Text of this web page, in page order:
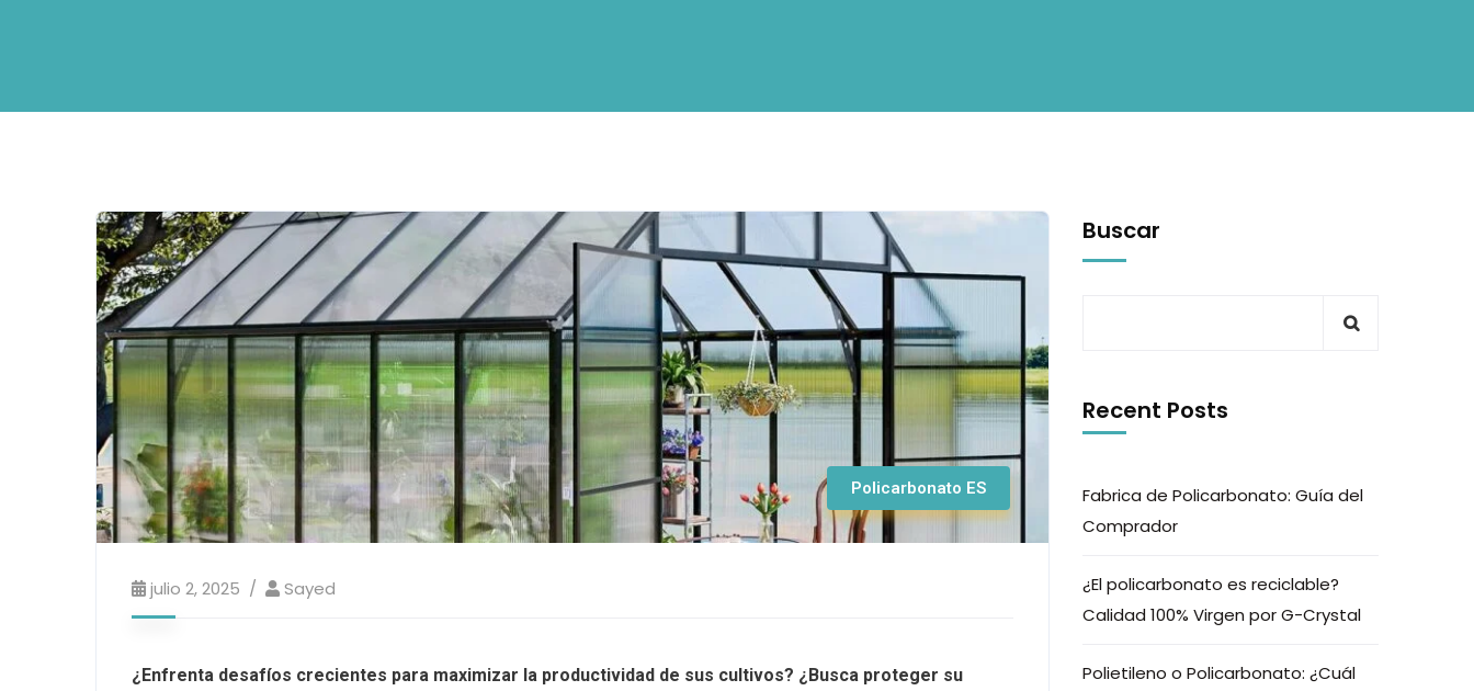
Policarbonato ES
julio 2, 2025 Sayed
¿Enfrenta desafíos crecientes para maximizar la productividad de sus cultivos? ¿Busca proteger su
Buscar
Recent Posts
Fabrica de Policarbonato: Guía del
Comprador
¿El policarbonato es reciclable?
Calidad 100% Virgen por G-Crystal
Polietileno o Policarbonato: ¿Cuál